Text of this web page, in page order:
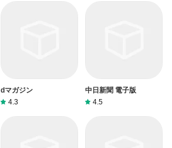
dマガジン
4.3
中日新聞 電子版
4.5